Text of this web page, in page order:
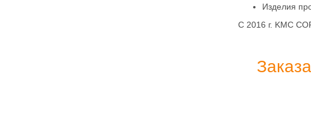
Изделия
С 2016 г. KMC